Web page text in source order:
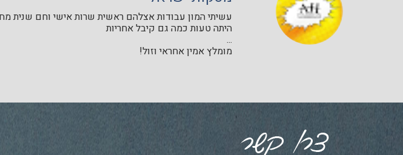
עשיתי המון עבודות אצלהם ראשית שרות אישי וחם שנית
היתה טעות כמה גם קיבל אחריות
...
מומלץ אמין אחראי וזול!